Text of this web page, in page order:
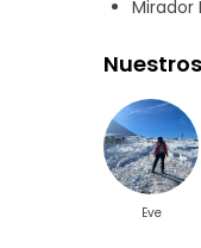
¡La mejor
Mirador
Eve